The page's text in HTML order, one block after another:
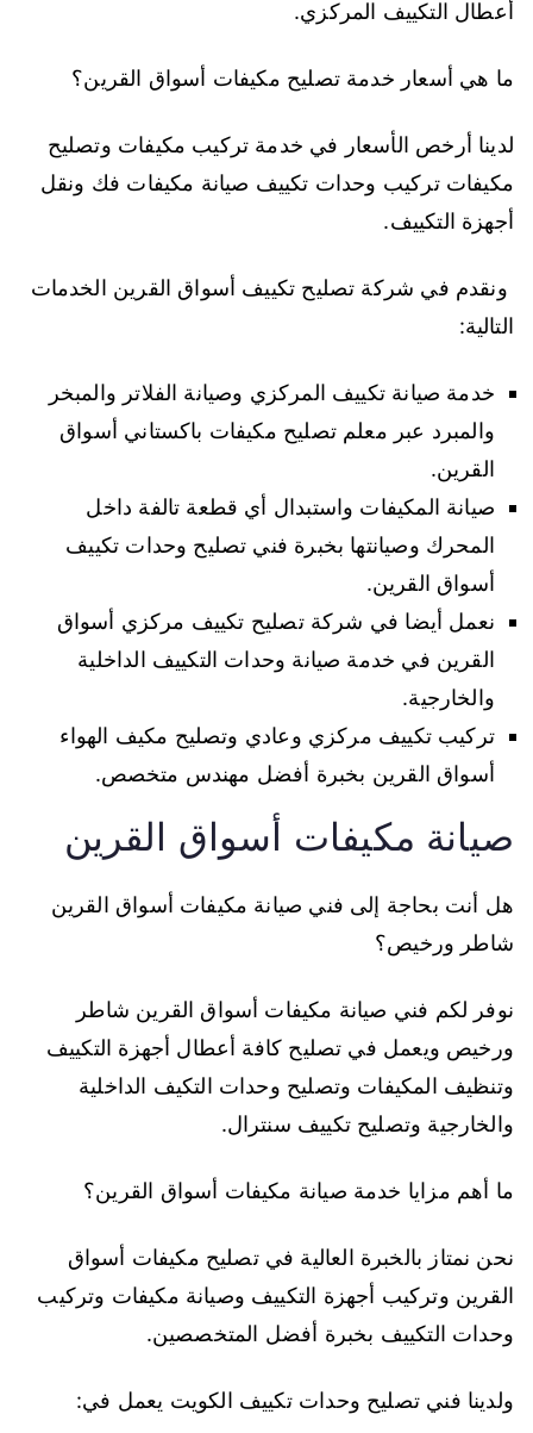
أعطال التكييف المركزي.
ما هي أسعار خدمة تصليح مكيفات أسواق القرين؟
لدينا أرخص الأسعار في خدمة تركيب مكيفات وتصليح
مكيفات تركيب وحدات تكييف صيانة مكيفات فك ونقل
أجهزة التكييف.
ونقدم في شركة تصليح تكييف أسواق القرين الخدمات
التالية:
خدمة صيانة تكييف المركزي وصيانة الفلاتر والمبخر
والمبرد عبر معلم تصليح مكيفات باكستاني أسواق
القرين.
صيانة المكيفات واستبدال أي قطعة تالفة داخل
المحرك وصيانتها بخبرة فني تصليح وحدات تكييف
أسواق القرين.
نعمل أيضا في شركة تصليح تكييف مركزي أسواق
القرين في خدمة صيانة وحدات التكييف الداخلية
والخارجية.
تركيب تكييف مركزي وعادي وتصليح مكيف الهواء
أسواق القرين بخبرة أفضل مهندس متخصص.
صيانة مكيفات أسواق القرين
هل أنت بحاجة إلى فني صيانة مكيفات أسواق القرين
شاطر ورخيص؟
نوفر لكم فني صيانة مكيفات أسواق القرين شاطر
ورخيص ويعمل في تصليح كافة أعطال أجهزة التكييف
وتنظيف المكيفات وتصليح وحدات التكيف الداخلية
والخارجية وتصليح تكييف سنترال.
ما أهم مزايا خدمة صيانة مكيفات أسواق القرين؟
نحن نمتاز بالخبرة العالية في تصليح مكيفات أسواق
القرين وتركيب أجهزة التكييف وصيانة مكيفات وتركيب
وحدات التكييف بخبرة أفضل المتخصصين.
ولدينا فني تصليح وحدات تكييف الكويت يعمل في: